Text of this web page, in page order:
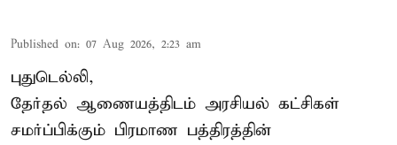
Published on: 07 Aug 2026, 2:23 am
புதுடெல்லி,
தேர்தல் ஆணையத்திடம் அரசியல் கட்சிகள்
சமர்ப்பிக்கும் பிரமாண பத்திரத்தின்